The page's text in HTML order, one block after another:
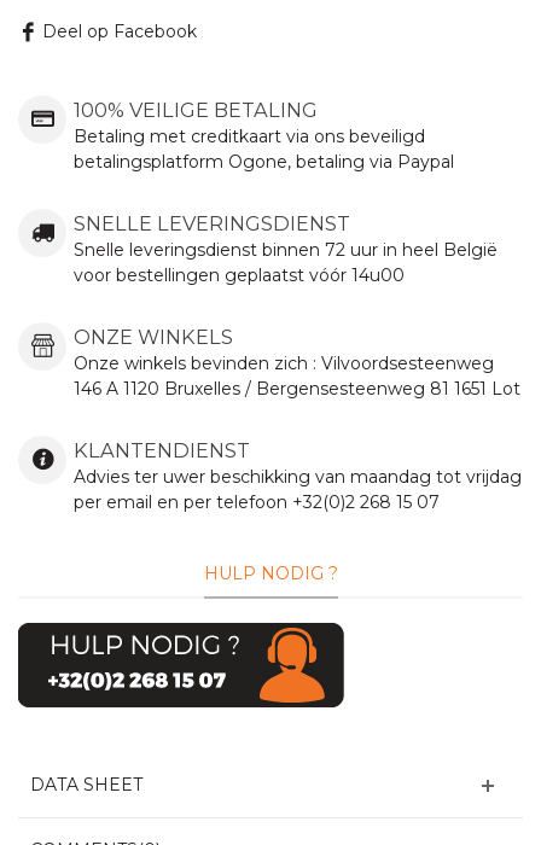
Deel op Facebook
100% VEILIGE BETALING
Betaling met creditkaart via ons beveiligd
betalingsplatform Ogone, betaling via Paypal
SNELLE LEVERINGSDIENST
Snelle leveringsdienst binnen 72 uur in heel België
voor bestellingen geplaatst vóór 14u00
ONZE WINKELS
Onze winkels bevinden zich : Vilvoordsesteenweg
146 A 1120 Bruxelles / Bergensesteenweg 81 1651 Lot
KLANTENDIENST
Advies ter uwer beschikking van maandag tot vrijdag
per email en per telefoon +32(0)2 268 15 07
HULP NODIG ?
DATA SHEET